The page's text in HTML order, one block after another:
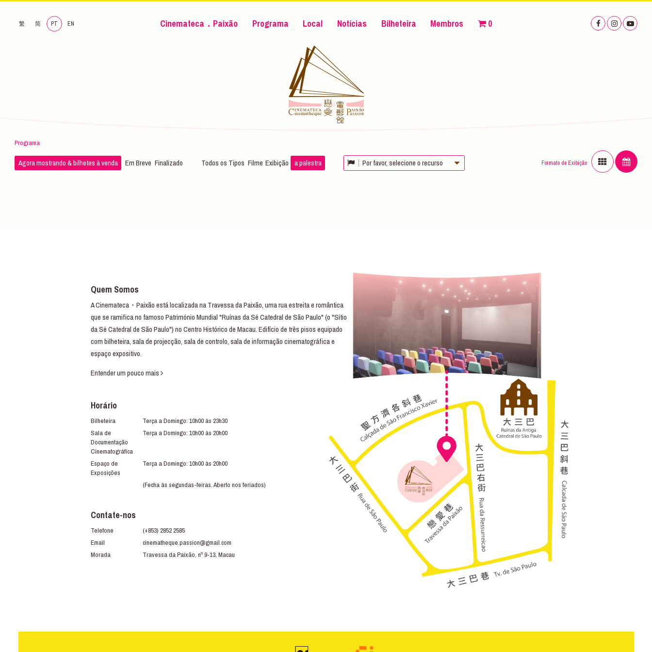
繁 简 PT EN Cinemateca．Paixão Programa Local Notícias Bilheteira Membros 0
Programa
Agora mostrando & bilhetes à venda Em Breve Finalizado Todos os Tipos Filme Exibição a palestra Por favor, selecione o recurso Formato de Exibição
Quem Somos
A Cinemateca・Paixão está localizada na Travessa da Paixão, uma rua estreita e romântica
que se ramifica no famoso Património Mundial "Ruínas da Sé Catedral de São Paulo" (o "Sítio
da Sé Catedral de São Paulo") no Centro Histórico de Macau. Edifício de três pisos equipado
com bilheteira, sala de projecção, sala de controlo, sala de informação cinematográfica e
espaço expositivo.
Entender um pouco mais
Horário
Bilheteira
Terça a Domingo: 10h00 às 23h30
Sala de
Documentação
Cinematográfica
Terça a Domingo: 10h00 às 20h00
Espaço de
Exposições
Terça a Domingo: 10h00 às 20h00
(Fecha às segundas-feiras. Aberto nos feriados)
Contate-nos
Telefone
(+853) 2852 2585
Email
cinematheque.passion@gmail.com
Morada
Travessa da Paixão, nº 9-13, Macau